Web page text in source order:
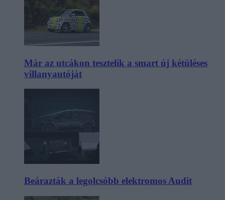
Már az utcákon tesztelik a smart új kétüléses
villanyautóját
Beárazták a legolcsóbb elektromos Audit